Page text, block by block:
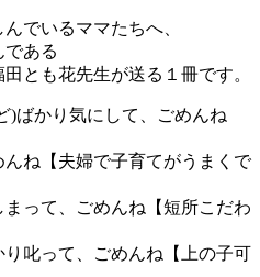
でいるママたちへ、
ある
とも花先生が送る１冊です。
)ばかり気にして、ごめんね
んね【夫婦で子育てがうまくで
まって、ごめんね【短所こだわ
り叱って、ごめんね【上の子可